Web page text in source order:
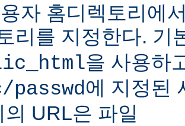
자 홈디렉토리에
리를 지정한다. 기
을 사용하
에 지정된
의 URL은 파일